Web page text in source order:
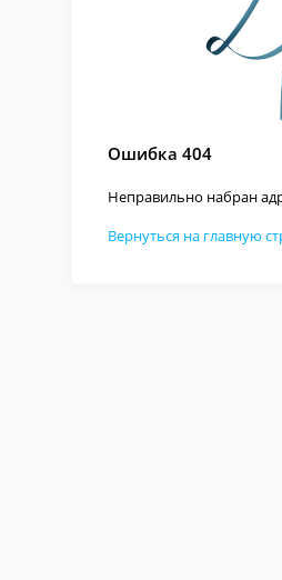
Ошибка 404
Неправильно набран
Вернуться на главную